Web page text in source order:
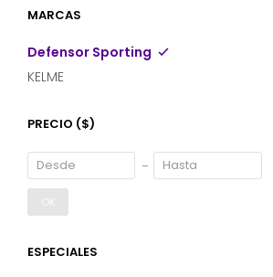
MARCAS
Defensor Sporting
KELME
PRECIO ($)
OK
ESPECIALES